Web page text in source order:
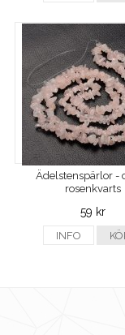
Ädelstenspärlor -
rosenkvarts
59 kr
INFO